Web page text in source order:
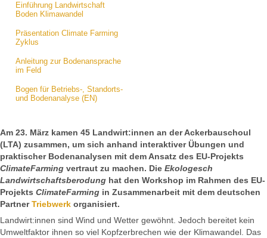
Einführung Landwirtschaft
Boden Klimawandel
Präsentation Climate Farming
Zyklus
Anleitung zur Bodenansprache
im Feld
Bogen für Betriebs-, Standorts-
und Bodenanalyse (EN)
Am 23. März kamen 45 Landwirt:innen an der Ackerbauschoul
(LTA) zusammen, um sich anhand interaktiver Übungen und
praktischer Bodenanalysen mit dem Ansatz des EU-Projekts
ClimateFarming vertraut zu machen. Die Ekologesch
Landwirtschaftsberodung hat den Workshop im Rahmen des EU-
Projekts ClimateFarming in Zusammenarbeit mit dem deutschen
PartnerTriebwerk organisiert.
Landwirt:innen sind Wind und Wetter gewöhnt. Jedoch bereitet kein
Umweltfaktor ihnen so viel Kopfzerbrechen wie der Klimawandel. Das